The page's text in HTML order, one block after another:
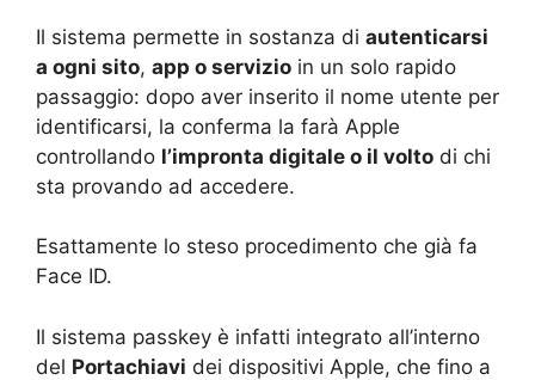
Il sistema permette in sostanza di autenticarsi
a ogni sito, app o servizio in un solo rapido
passaggio: dopo aver inserito il nome utente per
identificarsi, la conferma la farà Apple
controllando l’impronta digitale o il volto di chi
sta provando ad accedere.
Esattamente lo steso procedimento che già fa
Face ID.
Il sistema passkey è infatti integrato all’interno
del Portachiavi dei dispositivi Apple, che fino a